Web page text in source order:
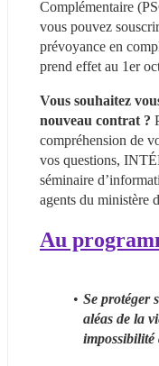
Complémentaire
vous pouvez
prévoyance en
prend effet au 1er
Vous souhaitez
nouveau contrat ?
compréhension de
vos questions,
séminaire
agents du ministère
Au
Se protéger
aléas de la
impossibilité